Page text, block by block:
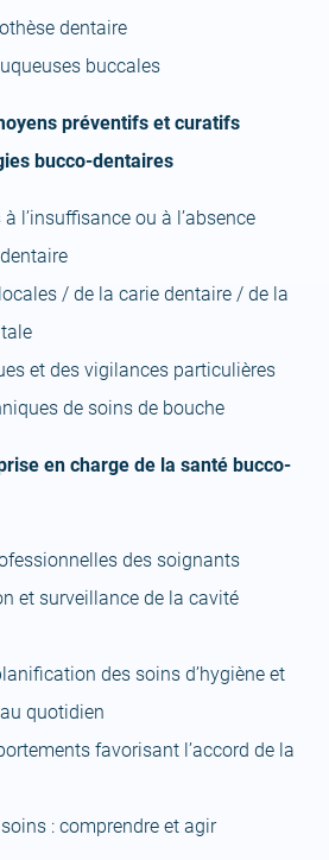
dentaire
buccales
préventifs et curatifs
bucco-dentaires
l’insuffisance ou à l’absence
/ de la carie dentaire / de la
et des vigilances particulières
de soins de bouche
en charge de la santé bucco-
des soignants
et surveillance de la cavité
des soins d’hygiène et
quotidien
favorisant l’accord de la
: comprendre et agir